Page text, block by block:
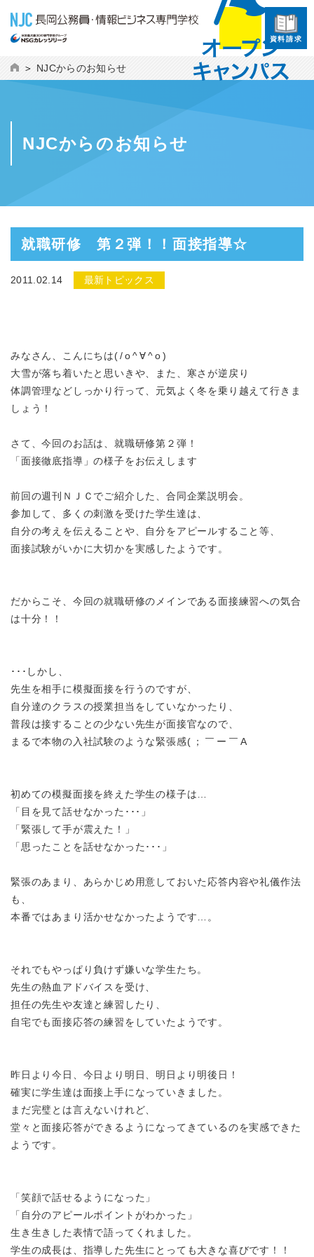
資料請求
NJCからのお知らせ
NJCからのお知らせ
就職研修 第２弾！！面接指導☆
2011.02.14 最新トピックス
みなさん、こんにちは(/o^∀^o)
大雪が落ち着いたと思いきや、また、寒さが逆戻り
体調管理などしっかり行って、元気よく冬を乗り越えて行きま
しょう！
さて、今回のお話は、就職研修第２弾！
「面接徹底指導」の様子をお伝えします
前回の週刊ＮＪＣでご紹介した、合同企業説明会。
参加して、多くの刺激を受けた学生達は、
自分の考えを伝えることや、自分をアピールすること等、
面接試験がいかに大切かを実感したようです。
だからこそ、今回の就職研修のメインである面接練習への気合
は十分！！
･･･しかし、
先生を相手に模擬面接を行うのですが、
自分達のクラスの授業担当をしていなかったり、
普段は接することの少ない先生が面接官なので、
まるで本物の入社試験のような緊張感( ；￣ー￣A
初めての模擬面接を終えた学生の様子は…
「目を見て話せなかった･･･」
「緊張して手が震えた！」
「思ったことを話せなかった･･･」
緊張のあまり、あらかじめ用意しておいた応答内容や礼儀作法
も、
本番ではあまり活かせなかったようです…。
それでもやっぱり負けず嫌いな学生たち。
先生の熱血アドバイスを受け、
担任の先生や友達と練習したり、
自宅でも面接応答の練習をしていたようです。
昨日より今日、今日より明日、明日より明後日！
確実に学生達は面接上手になっていきました。
まだ完璧とは言えないけれど、
堂々と面接応答ができるようになってきているのを実感できた
ようです。
「笑顔で話せるようになった」
「自分のアピールポイントがわかった」
生き生きした表情で語ってくれました。
学生の成長は、指導した先生にとっても大きな喜びです！！